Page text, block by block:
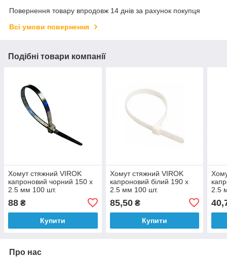
Повернення товару впродовж 14 днів за рахунок покупця
Всі умови повернення
Подібні товари компанії
Хомут стяжний VIROK
капроновий чорний 150 х
2.5 мм 100 шт.
88 ₴
Купити
Хомут стяжний VIROK
капроновий білий 190 х
2.5 мм 100 шт.
85,50₴
Купити
2.5
Про нас